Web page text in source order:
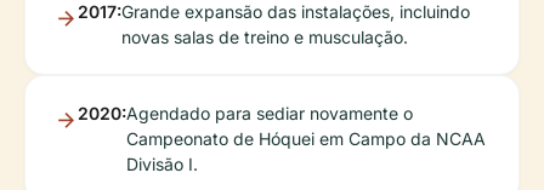
2017:Grande expansão das instalações, incluindo
novas salas de treino e musculação.
2020:Agendado para sediar novamente o
Campeonato de Hóquei em Campo da NCAA
Divisão I.